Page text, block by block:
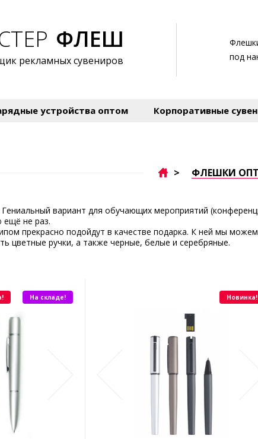
ФЛЕШ
рекламных сувениров
под
устройства оптом Корпоративные
> ФЛЕШКИ
Гениальный вариант для обучающих мероприятий
ещё не раз.
прекрасно подойдут в качестве подарка. К ней мы
цветные ручки, а также черные, белые и серебряные.
На складе! Новинка!